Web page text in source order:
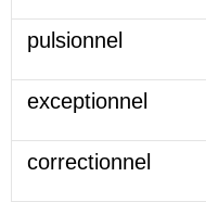
pulsionnel
exceptionnel
correctionnel